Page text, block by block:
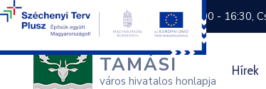
+36 74 570 800 H: 8:00 - 16:30,
TAMÁSI
város hivatalos honlapja
Hírek